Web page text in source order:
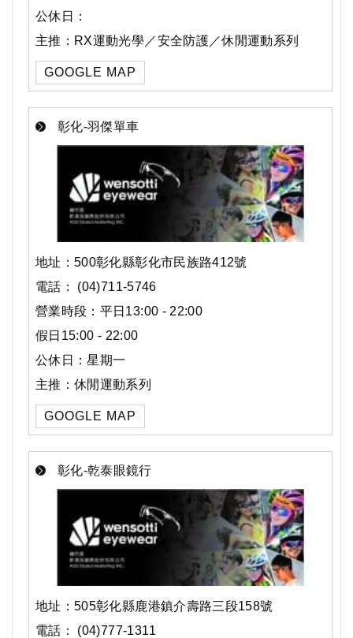
公休日：
主推：RX運動光學／安全防護／休閒運動系列
GOOGLE MAP
彰化-羽傑單車
地址：500彰化縣彰化市民族路412號
電話： (04)711-5746
營業時段：平日13:00 - 22:00
假日15:00 - 22:00
公休日：星期一
主推：休閒運動系列
GOOGLE MAP
彰化-乾泰眼鏡行
地址：505彰化縣鹿港鎮介壽路三段158號
電話： (04)777-1311